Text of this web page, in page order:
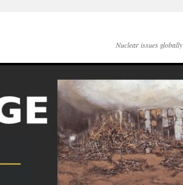
Nuclear issues globally